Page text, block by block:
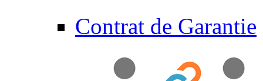
Contrat de Garantie